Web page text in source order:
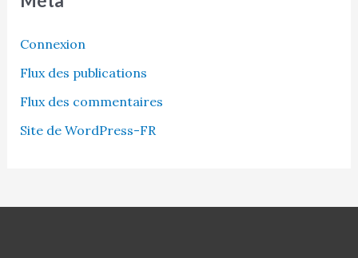
Connexion
Flux des publications
Flux des commentaires
Site de WordPress-FR